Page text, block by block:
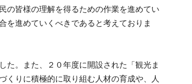
の皆様の理解を得るための作業を進めてい
を進めていくべきであると考えておりま
た。また、２０年度に開設された「観光ま
くりに積極的に取り組む人材の育成や、人